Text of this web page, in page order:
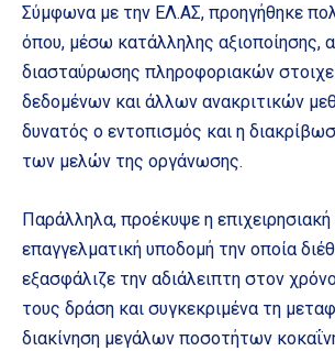
Σύμφωνα με την ΕΛ.ΑΣ, προηγήθηκε
όπου, μέσω κατάλληλης αξιοποίησης,
διασταύρωσης πληροφοριακών
δεδομένων και άλλων ανακριτικών
δυνατός ο εντοπισμός και η
των μελών της οργάνωσης.
Παράλληλα, προέκυψε η επιχειρησιακή
επαγγελματική υποδομή την οποία
εξασφάλιζε την αδιάλειπτη στον
τους δράση και συγκεκριμένα τη
διακίνηση μεγάλων ποσοτήτων